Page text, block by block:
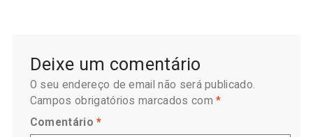
Deixe um comentário
O seu endereço de email não será publicado.
Campos obrigatórios marcados com*
Comentário*